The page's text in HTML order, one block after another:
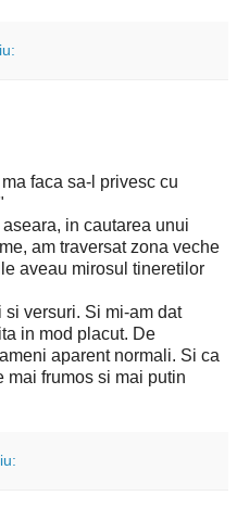
faca sa-l privesc cu
in cautarea unui
am traversat zona veche
aveau mirosul tineretilor
si versuri. Si mi-am dat
in mod placut. De
aparent normali. Si ca
mai frumos si mai putin